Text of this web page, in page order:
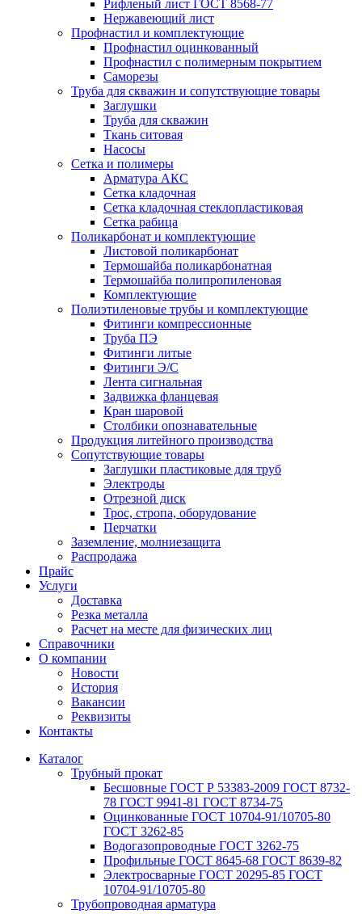
Рифленый лист ГОСТ 8568-77
Нержавеющий лист
Профнастил и комплектующие
Профнастил оцинкованный
Профнастил с полимерным покрытием
Саморезы
Труба для скважин и сопутствующие товары
Заглушки
Труба для скважин
Ткань ситовая
Насосы
Сетка и полимеры
Арматура АКС
Сетка кладочная
Сетка кладочная стеклопластиковая
Сетка рабица
Поликарбонат и комплектующие
Листовой поликарбонат
Термошайба поликарбонатная
Термошайба полипропиленовая
Комплектующие
Полиэтиленовые трубы и комплектующие
Фитинги компрессионные
Труба ПЭ
Фитинги литые
Фитинги Э/С
Лента сигнальная
Задвижка фланцевая
Кран шаровой
Столбики опознавательные
Продукция литейного производства
Сопутствующие товары
Заглушки пластиковые для труб
Электроды
Отрезной диск
Трос, стропа, оборудование
Перчатки
Заземление, молниезащита
Распродажа
Прайс
Услуги
Доставка
Резка металла
Расчет на месте для физических лиц
Справочники
О компании
Новости
История
Вакансии
Реквизиты
Контакты
Каталог
Трубный прокат
Беcшовные ГОСТ Р 53383-2009 ГОСТ 8732-
78 ГОСТ 9941-81 ГОСТ 8734-75
Оцинкованные ГОСТ 10704-91/10705-80
ГОСТ 3262-85
Водогазопроводные ГОСТ 3262-75
Профильные ГОСТ 8645-68 ГОСТ 8639-82
Электросварные ГОСТ 20295-85 ГОСТ
10704-91/10705-80
Трубопроводная арматура